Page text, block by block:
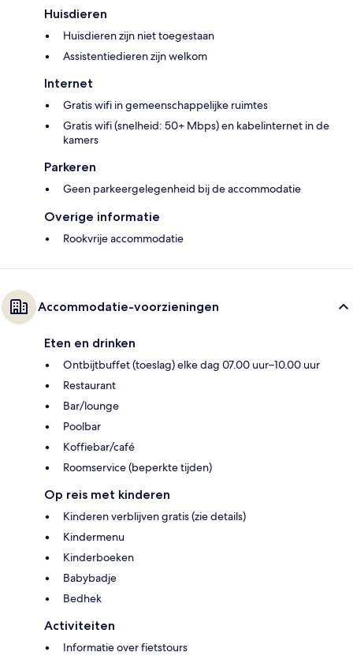
Huisdieren
Huisdieren zijn niet toegestaan
Assistentiedieren zijn welkom
Internet
Gratis wifi in gemeenschappelijke ruimtes
Gratis wifi (snelheid: 50+ Mbps) en kabelinternet in de
kamers
Parkeren
Geen parkeergelegenheid bij de accommodatie
Overige informatie
Rookvrije accommodatie
Accommodatie-voorzieningen
Eten en drinken
Ontbijtbuffet (toeslag) elke dag 07.00 uur–10.00 uur
Restaurant
Bar/lounge
Poolbar
Koffiebar/café
Roomservice (beperkte tijden)
Op reis met kinderen
Kinderen verblijven gratis (zie details)
Kindermenu
Kinderboeken
Babybadje
Bedhek
Activiteiten
Informatie over fietstours